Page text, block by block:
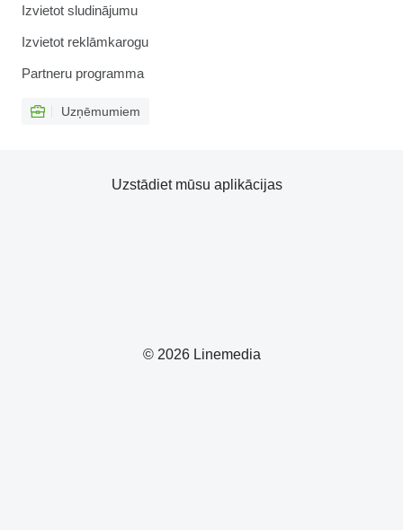
Izvietot sludinājumu
Izvietot reklāmkarogu
Partneru programma
Uzņēmumiem
© 2026 Linemedia
Uzstādiet mūsu aplikācijas